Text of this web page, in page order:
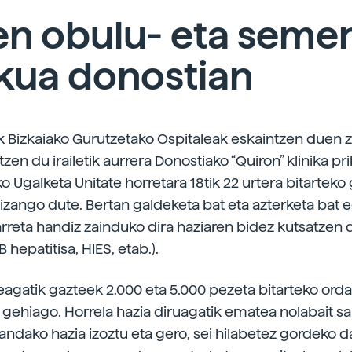
obulu- eta
donostian
Bizkaiako Gurutzetako Ospitaleak eskaintzen duen
du irailetik aurrera Donostiako “Quiron” klinika
Ugalketa Unitate horretara 18tik 22 urtera bitarteko
dute. Bertan galdeketa bat eta azterketa bat
handiz zainduko dira haziaren bidez kutsatzen
hepatitisa, HIES, etab.).
gazteek 2.000 eta 5.000 pezeta bitarteko
Horrela hazia diruagatik ematea nolabait
hazia izoztu eta gero, sei hilabetez gordeko